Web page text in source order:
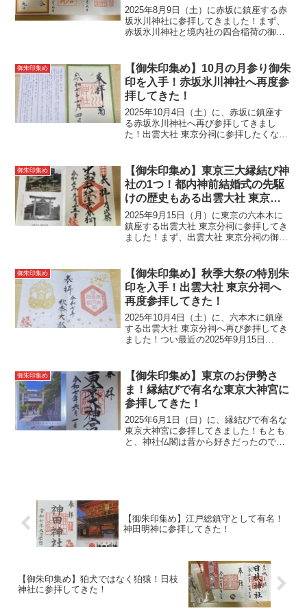
社へ参拝してきた！
2025年8月9日（土）に赤坂に鎮座する赤
坂氷川神社に参拝してきました！まず、
赤坂氷川神社と境内社の四合稲荷の御祭
と）・奇稲田姫命（くしいなだひめのみ
こと）・大己貴命（お...
御朱印集め
【御朱印集め】10月の月参り御朱
印を入手！赤坂氷川神社へ再度参
拝してきた！
2025年10月4日（土）に、赤坂に鎮座す
る赤坂氷川神社へ再び参拝してきまし
た！出雲大社 東京分祠に参拝したくな
拝しつつ、歩いて大好きな赤坂氷川神社
と山王日枝神社に参拝...
御朱印集め
【御朱印集め】東京三大縁結び神
社の1つ！都内神前結婚式の先駆
けの歴史もある出雲大社 東京分
祠へ参拝してきた！
2025年9月15日（月）に東京の六本木に
鎮座する出雲大社 東京分祠に参拝してき
ました！まず、出雲大社 東京分祠の御祭
しのおおかみ） table tr td:nth-...
御朱印集め
【御朱印集め】秋季大祭の特別朱
印を入手！出雲大社 東京分祠へ
再度参拝してきた！
2025年10月4日（土）に、六本木に鎮座
する出雲大社 東京分祠へ再び参拝してき
ました！つい最近の2025年9月15日
拝しました。参拝だけなら記事にはしな
いのですが、...
御朱印集め
【御朱印集め】東京のお伊勢さ
ま！縁結びで有名な東京大神宮に
参拝してきた！
2025年6月1日（日）に、縁結びで有名な
東京大神宮に参拝してきました！もとも
と、神社仏閣は昔から好きだったのです
【御朱印集め】江戸総鎮守として有名！
神田明神に参拝してきた！
【御朱印集め】狛犬ではなく狛猿！日枝
神社に参拝してきた！